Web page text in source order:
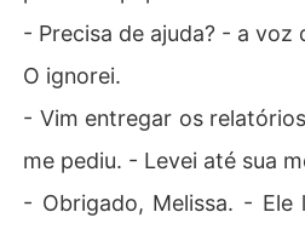
- Precisa de ajuda? - a voz
O ignorei.
- Vim entregar os
me pediu. - Levei até sua
- Obrigado, Melissa. - Ele